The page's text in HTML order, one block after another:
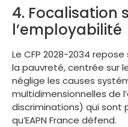
4. Focalisation
l’employabilité
Le CFP 2028-2034
la pauvreté, centrée sur
néglige les causes
multidimensionnelles de
discriminations) qui
qu’EAPN France défend.